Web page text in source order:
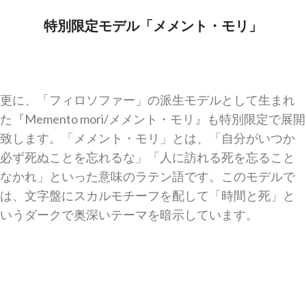
特別限定モデル「メメント・モリ」
更に、「フィロソファー」の派生モデルとして生まれ
た『Memento mori/メメント・モリ』も特別限定で展開
致します。「メメント・モリ」とは、「自分がいつか
必ず死ぬことを忘れるな」「人に訪れる死を忘ること
なかれ」といった意味のラテン語です。このモデルで
は、文字盤にスカルモチーフを配して「時間と死」と
いうダークで奥深いテーマを暗示しています。